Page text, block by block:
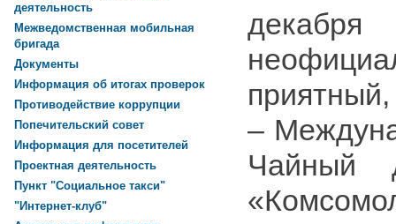
–
Чайный
деятельность
Межведомственная мобильная
бригада
Документы
Информация об итогах проверок
Противодействие коррупции
Попечительский совет
Информация для посетителей
Проектная деятельность
Пункт "Социальное такси"
"Интернет-клуб"